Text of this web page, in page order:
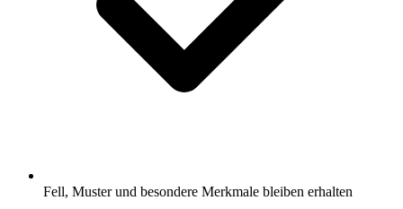
Fell, Muster und besondere Merkmale bleiben erhalten